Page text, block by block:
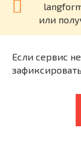
или
Если сервис